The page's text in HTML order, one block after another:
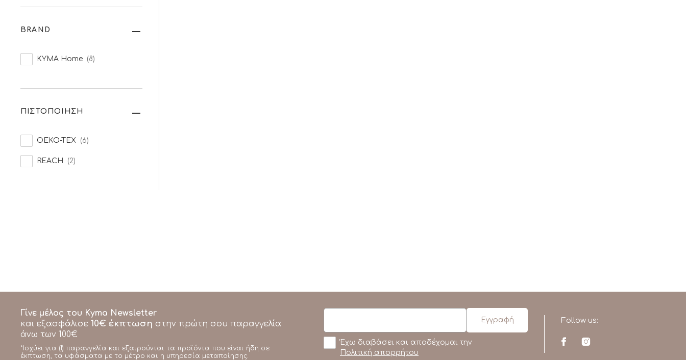
BRAND
KYMA Home (8)
ΠΙΣΤΟΠΟΙΗΣΗ
OEKO-TEX (6)
REACH (2)
Γίνε μέλος του Kyma Newsletter
και εξασφάλισε 10€ έκπτωση στην πρώτη σου παραγγελία
άνω των 100€
*Ισχύει για (1) παραγγελία και εξαιρούνται τα προϊόντα που είναι ήδη σε
έκπτωση, τα υφάσματα με το μέτρο και η υπηρεσία μεταποίησης.
Έχω διαβάσει και αποδέχομαι την
Πολιτική απορρήτου
Follow us: